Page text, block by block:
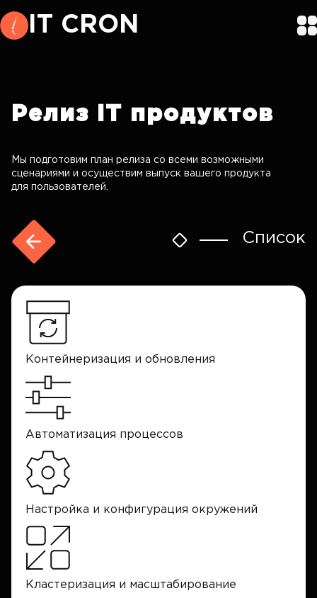
IT CRON
Релиз IT продуктов
Мы подготовим план релиза со всеми возможными
сценариями и осуществим выпуск вашего продукта
для пользователей.
Список
Контейнеризация и обновления
Автоматизация процессов
Настройка и конфигурация окружений
Кластеризация и масштабирование